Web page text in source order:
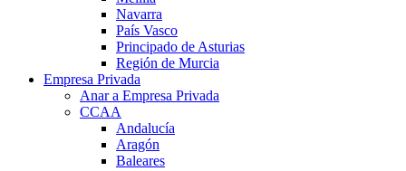
Navarra
País Vasco
Principado de Asturias
Región de Murcia
Empresa Privada
Anar a Empresa Privada
CCAA
Andalucía
Aragón
Baleares